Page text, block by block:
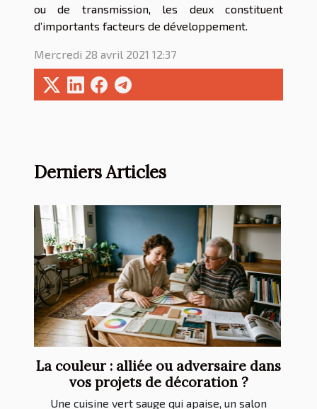
ou de transmission, les deux constituent
d’importants facteurs de développement.
Mercredi 28 avril 2021 12:37
Derniers Articles
La couleur : alliée ou adversaire dans
vos projets de décoration ?
Une cuisine vert sauge qui apaise, un salon